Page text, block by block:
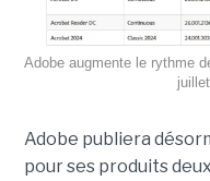
Adobe augmente le rythme
Adobe publiera
pour ses produits